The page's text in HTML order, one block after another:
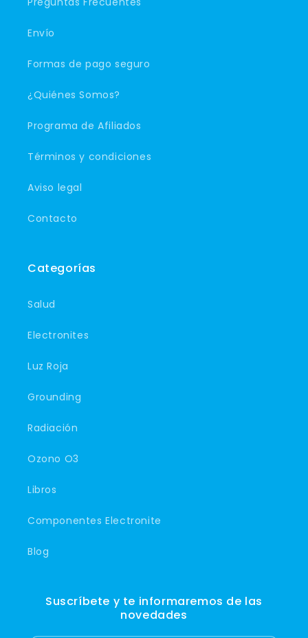
Envío
Formas de pago seguro
¿Quiénes Somos?
Programa de Afiliados
Términos y condiciones
Aviso legal
Contacto
Categorías
Salud
Electronites
Luz Roja
Grounding
Radiación
Ozono O3
Libros
Componentes Electronite
Blog
Suscríbete y te informaremos de las
novedades